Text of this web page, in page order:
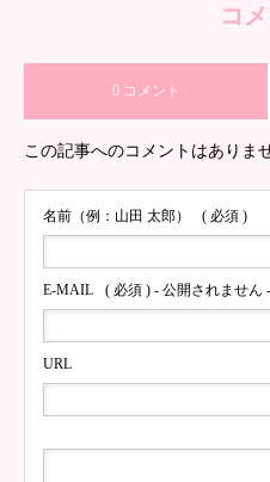
コ
0 コメント
この記事へのコメントはありま
名前（例：山田 太郎） ( 必須 )
E-MAIL ( 必須 ) - 公開されません -
URL